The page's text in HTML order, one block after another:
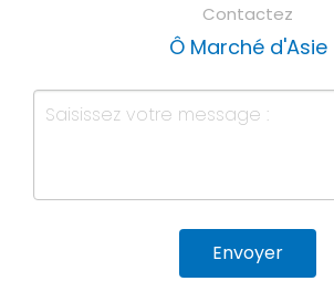
Contactez
Ô Marché d'Asie
Envoyer